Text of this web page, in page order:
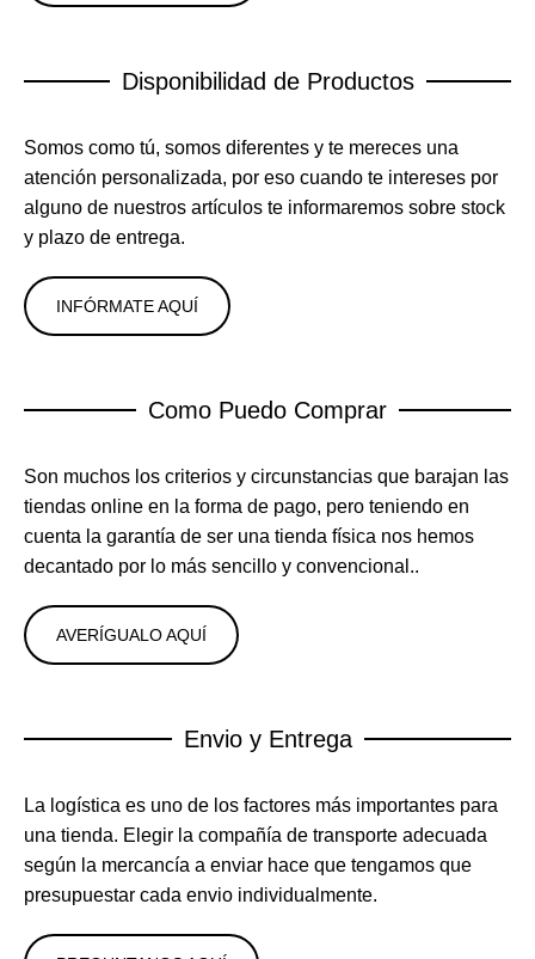
Disponibilidad de Productos
Somos como tú, somos diferentes y te mereces una
atención personalizada, por eso cuando te intereses por
alguno de nuestros artículos te informaremos sobre stock
y plazo de entrega.
INFÓRMATE AQUÍ
Como Puedo Comprar
Son muchos los criterios y circunstancias que barajan las
tiendas online en la forma de pago, pero teniendo en
cuenta la garantía de ser una tienda física nos hemos
decantado por lo más sencillo y convencional..
AVERÍGUALO AQUÍ
Envio y Entrega
La logística es uno de los factores más importantes para
una tienda. Elegir la compañía de transporte adecuada
según la mercancía a enviar hace que tengamos que
presupuestar cada envio individualmente.